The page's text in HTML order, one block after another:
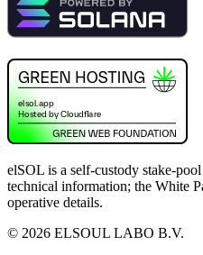
elSOL is a self-custody stake-
technical information; the White
operative details.
© 2026 ELSOUL LABO B.V.